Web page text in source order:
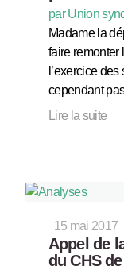
par Union
Madame la
faire remonter
l’exercice
cependant
Lire la suite
15 mai 2017
Appel de
du CHS